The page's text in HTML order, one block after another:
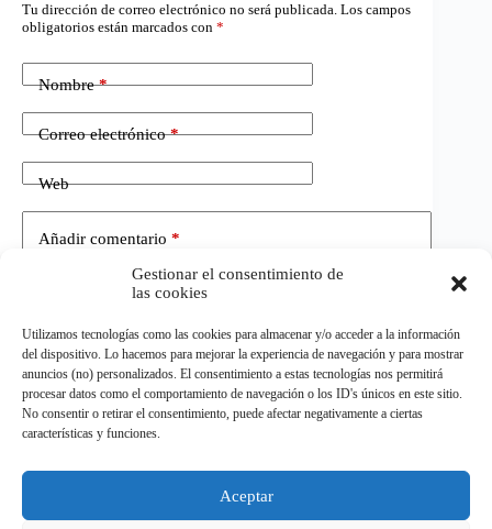
Gestionar el consentimiento de
las cookies
Utilizamos tecnologías como las cookies para almacenar y/o acceder a la información
del dispositivo. Lo hacemos para mejorar la experiencia de navegación y para mostrar
anuncios (no) personalizados. El consentimiento a estas tecnologías nos permitirá
procesar datos como el comportamiento de navegación o los ID's únicos en este sitio.
No consentir o retirar el consentimiento, puede afectar negativamente a ciertas
características y funciones.
Aceptar
Tu dirección de correo electrónico no será publicada. Los campos
obligatorios están marcados con *
Nombre*
Correo electrónico*
Web
Añadir comentario *
Publicar el comentario